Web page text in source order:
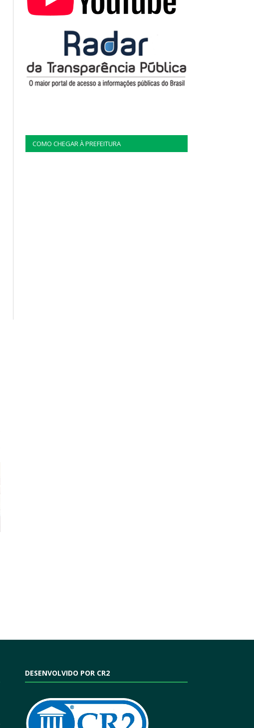
COMO CHEGAR À PREFEITURA
DESENVOLVIDO POR CR2